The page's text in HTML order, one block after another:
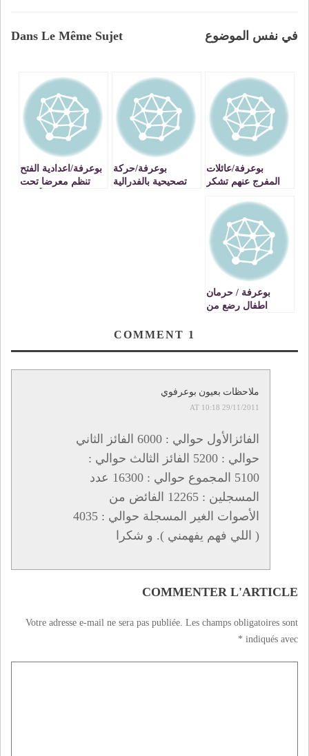
Dans Le Même Sujet في نفس الموضوع
بوعرفة/عائلات
المفرج عنهم تشكر
جانبها
بوعرفة/حركة
تصحيحية بالفدرالية
بوعرفة/اعدادية الفتح
تنظم معرضا تحت
بوعرفة / حرمان
اطفال رضع من
1
ملاحظات بعيون بوعرفوي
29/11/2011 AT 10:18
الفائزالأول حوالي : 6000 الفائز الثاني
حوالي : 5200 الفائز الثالث حوالي :
5100 المجموع حوالي : 16300 عدد
المسجلين : 12265 الفائض من
الأصوات الغير المسجلة حوالي : 4035
( اللي فهم يفهمني ). و شكرا
COMMENTER L'ARTICLE
Votre adresse e-mail ne sera pas publiée. Les champs obligatoires sont
indiqués avec
*